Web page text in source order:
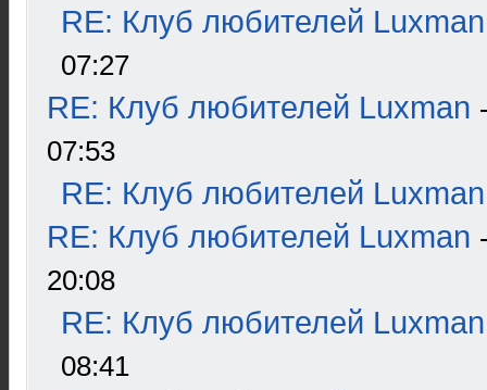
RE: Клуб любителей Luxman
07:27
RE: Клуб любителей Luxman
07:53
RE: Клуб любителей Luxman
RE: Клуб любителей Luxman
20:08
RE: Клуб любителей Luxman
08:41